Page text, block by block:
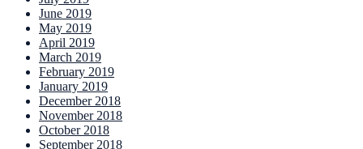
June 2019
May 2019
April 2019
March 2019
February 2019
January 2019
December 2018
November 2018
October 2018
September 2018